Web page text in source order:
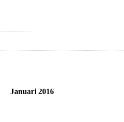
Januari 2016